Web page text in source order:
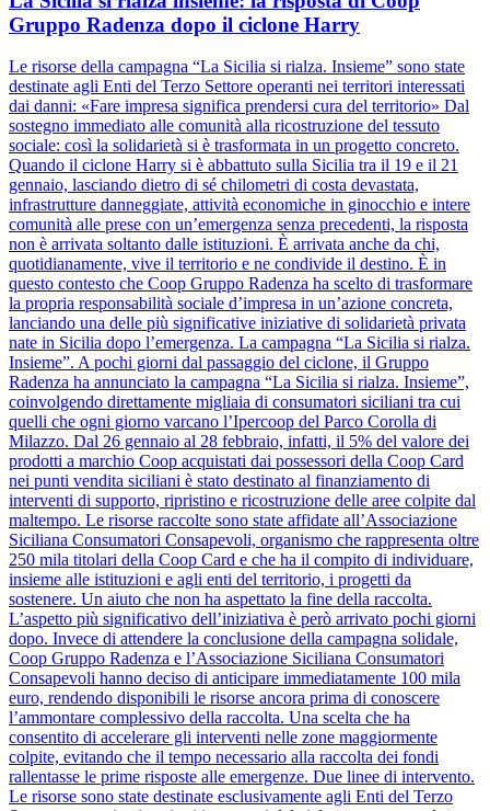
Gruppo Radenza dopo il ciclone Harry
Le risorse della campagna “La Sicilia si rialza. Insieme” sono state
destinate agli Enti del Terzo Settore operanti nei territori interessati
dai danni: «Fare impresa significa prendersi cura del territorio» Dal
sostegno immediato alle comunità alla ricostruzione del tessuto
sociale: così la solidarietà si è trasformata in un progetto concreto.
Quando il ciclone Harry si è abbattuto sulla Sicilia tra il 19 e il 21
gennaio, lasciando dietro di sé chilometri di costa devastata,
infrastrutture danneggiate, attività economiche in ginocchio e intere
comunità alle prese con un’emergenza senza precedenti, la risposta
non è arrivata soltanto dalle istituzioni. È arrivata anche da chi,
quotidianamente, vive il territorio e ne condivide il destino. È in
questo contesto che Coop Gruppo Radenza ha scelto di trasformare
la propria responsabilità sociale d’impresa in un’azione concreta,
lanciando una delle più significative iniziative di solidarietà privata
nate in Sicilia dopo l’emergenza. La campagna “La Sicilia si rialza.
Insieme”. A pochi giorni dal passaggio del ciclone, il Gruppo
Radenza ha annunciato la campagna “La Sicilia si rialza. Insieme”,
coinvolgendo direttamente migliaia di consumatori siciliani tra cui
quelli che ogni giorno varcano l’Ipercoop del Parco Corolla di
Milazzo. Dal 26 gennaio al 28 febbraio, infatti, il 5% del valore dei
prodotti a marchio Coop acquistati dai possessori della Coop Card
nei punti vendita siciliani è stato destinato al finanziamento di
interventi di supporto, ripristino e ricostruzione delle aree colpite dal
maltempo. Le risorse raccolte sono state affidate all’Associazione
Siciliana Consumatori Consapevoli, organismo che rappresenta oltre
250 mila titolari della Coop Card e che ha il compito di individuare,
insieme alle istituzioni e agli enti del territorio, i progetti da
sostenere. Un aiuto che non ha aspettato la fine della raccolta.
L’aspetto più significativo dell’iniziativa è però arrivato pochi giorni
dopo. Invece di attendere la conclusione della campagna solidale,
Coop Gruppo Radenza e l’Associazione Siciliana Consumatori
Consapevoli hanno deciso di anticipare immediatamente 100 mila
euro, rendendo disponibili le risorse ancora prima di conoscere
l’ammontare complessivo della raccolta. Una scelta che ha
consentito di accelerare gli interventi nelle zone maggiormente
colpite, evitando che il tempo necessario alla raccolta dei fondi
rallentasse le prime risposte alle emergenze. Due linee di intervento.
Le risorse sono state destinate esclusivamente agli Enti del Terzo